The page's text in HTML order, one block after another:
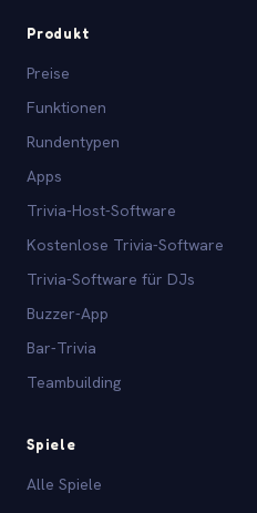
Produkt
Preise
Funktionen
Rundentypen
Apps
Trivia-Host-Software
Kostenlose Trivia-Software
Trivia-Software für DJs
Buzzer-App
Bar-Trivia
Teambuilding
Spiele
Alle Spiele